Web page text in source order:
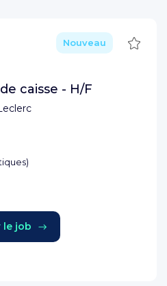
Nouveau
caisse - H/F
)
le job